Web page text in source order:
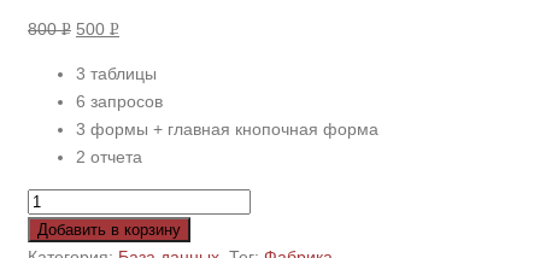
800Р 500 Р
3 таблицы
6 запросов
3 формы + главная кнопочная форма
2 отчета
Добавить в корзину